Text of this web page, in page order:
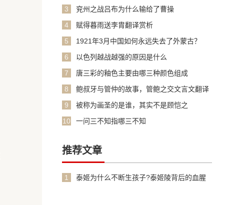
3
兖州之战吕布为什么输给了曹操
4
赋得暮雨送李胄翻译赏析
5
1921年3月中国如何永远失去了外蒙古？
6
以色列越战越强的原因是什么
7
唐三彩的釉色主要由哪三种颜色组成
8
鲍叔牙与管仲的故事，管鲍之交文言文翻译
9
被称为画圣的是谁，其实不是顾恺之
10
一问三不知指哪三不知
推荐文章
1
泰姬为什么不断生孩子?泰姬陵背后的血腥